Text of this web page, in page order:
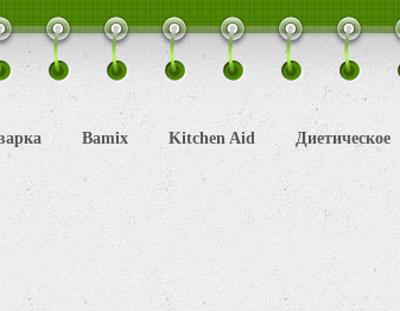
Bamix Kitchen Aid Диетическое